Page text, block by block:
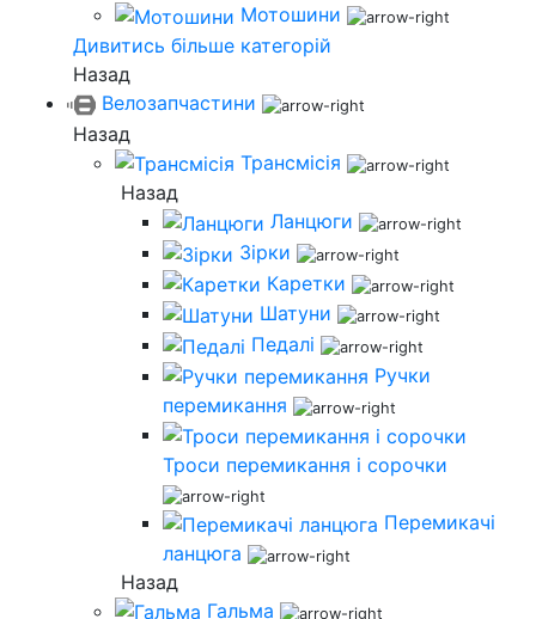
Мотошини
Дивитись більше категорій
Назад
Велозапчастини
Назад
Трансмісія
Назад
Ланцюги
Зірки
Каретки
Шатуни
Педалі
Ручки
перемикання
Троси перемикання і сорочки
Перемикачі
ланцюга
Назад
Гальма